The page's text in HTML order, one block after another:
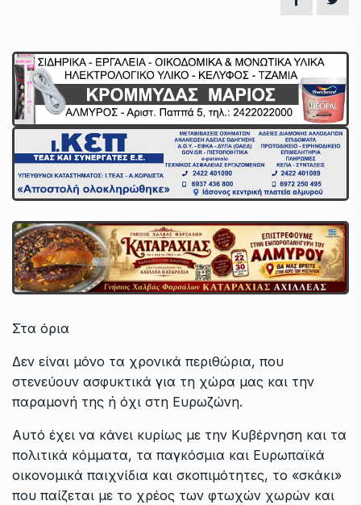
Στα όρια
Δεν είναι μόνο τα χρονικά περιθώρια, που
στενεύουν ασφυκτικά για τη χώρα μας και την
παραμονή της ή όχι στη Ευρωζώνη.
Αυτό έχει να κάνει κυρίως με την Κυβέρνηση και τα
πολιτικά κόμματα, τα παγκόσμια και Ευρωπαϊκά
οικονομικά παιχνίδια και σκοπιμότητες, το «σκάκι»
που παίζεται με το χρέος των φτωχών χωρών και